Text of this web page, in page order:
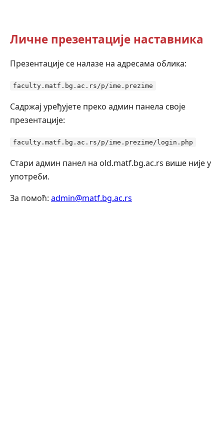
Личне презентације наставника
Презентације се налазе на адресама облика:
faculty.matf.bg.ac.rs/p/ime.prezime
Садржај уређујете преко админ панела своје
презентације:
faculty.matf.bg.ac.rs/p/ime.prezime/login.php
Стари админ панел на old.matf.bg.ac.rs више није у
употреби.
За помоћ: admin@matf.bg.ac.rs